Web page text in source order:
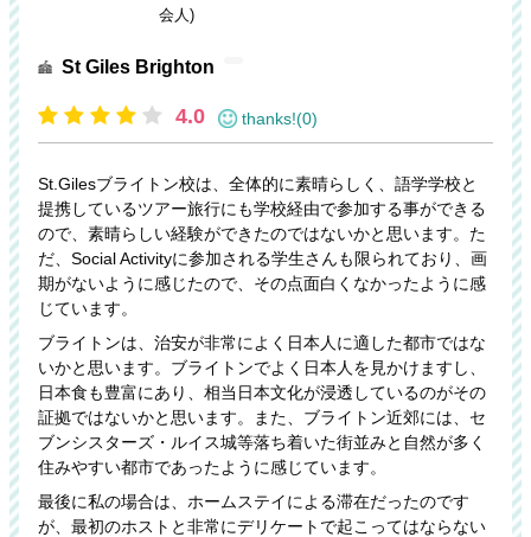
会人)
St Giles Brighton
4.0 thanks!(0)
St.Gilesブライトン校は、全体的に素晴らしく、語学学校と
提携しているツアー旅行にも学校経由で参加する事ができる
ので、素晴らしい経験ができたのではないかと思います。た
だ、Social Activityに参加される学生さんも限られており、画
期がないように感じたので、その点面白くなかったように感
じています。
ブライトンは、治安が非常によく日本人に適した都市ではな
いかと思います。ブライトンでよく日本人を見かけますし、
日本食も豊富にあり、相当日本文化が浸透しているのがその
証拠ではないかと思います。また、ブライトン近郊には、セ
ブンシスターズ・ルイス城等落ち着いた街並みと自然が多く
住みやすい都市であったように感じています。
最後に私の場合は、ホームステイによる滞在だったのです
が、最初のホストと非常にデリケートで起こってはならない